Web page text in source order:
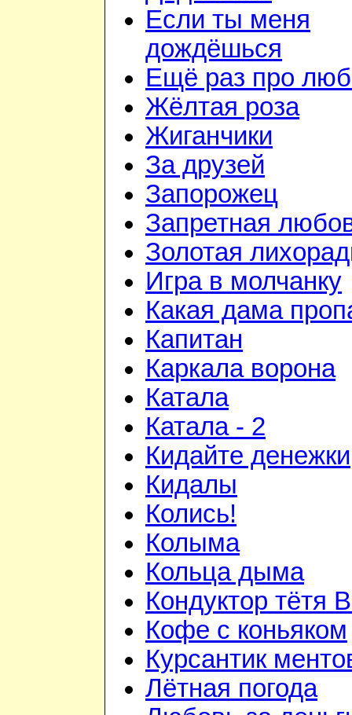
Если ты меня
дождёшься
Ещё раз про
Жёлтая роза
Жиганчики
За друзей
Запорожец
Запретная
Золотая
Игра в молчанку
Какая дама
Капитан
Каркала ворона
Катала
Катала - 2
Кидайте денежки
Кидалы
Колись!
Колыма
Кольца дыма
Кондуктор тётя
Кофе с коньяком
Курсантик
Лётная погода